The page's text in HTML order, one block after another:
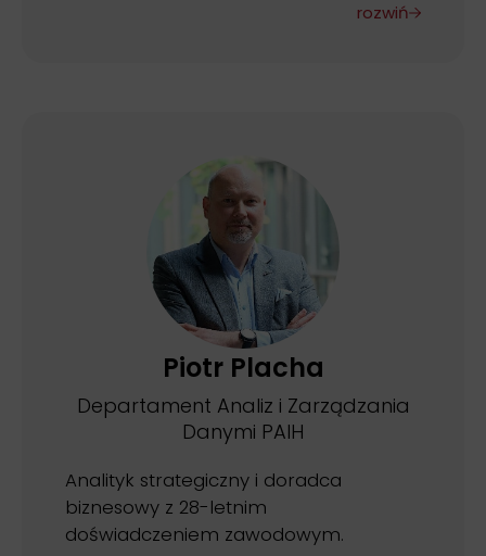
rozwiń
Piotr Placha
Departament Analiz i Zarządzania
Danymi PAIH
Analityk strategiczny i doradca
biznesowy z 28-letnim
doświadczeniem zawodowym.